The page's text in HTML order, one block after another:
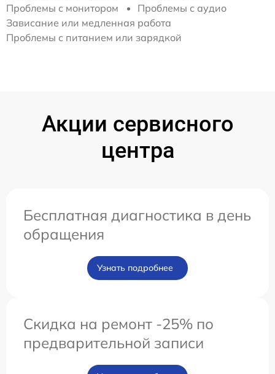
Проблемы с монитором
Проблемы с аудио
Зависание или медленная работа
Проблемы с питанием или зарядкой
Акции сервисного
центра
Бесплатная диагностика в день
обращения
Узнать подробнее
Скидка на ремонт -25% по
предварительной записи